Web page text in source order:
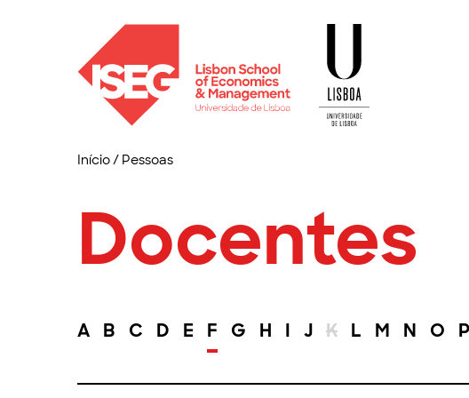
Início/ Pessoas
Docentes
A B C D E F G H I J K L M N O P